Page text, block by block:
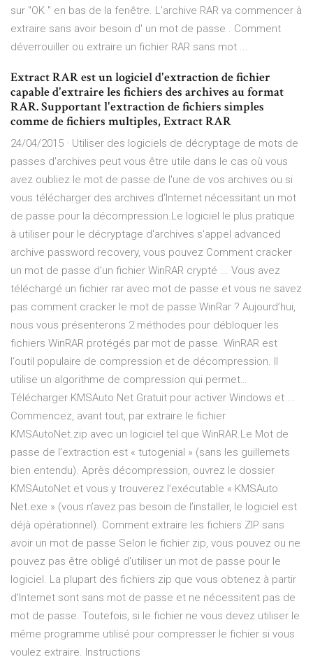
sur "OK " en bas de la fenêtre. L'archive RAR va commencer à
extraire sans avoir besoin d' un mot de passe . Comment
déverrouiller ou extraire un fichier RAR sans mot ...
Extract RAR est un logiciel d'extraction de fichier
capable d'extraire les fichiers des archives au format
RAR. Supportant l'extraction de fichiers simples
comme de fichiers multiples, Extract RAR
24/04/2015 · Utiliser des logiciels de décryptage de mots de
passes d'archives peut vous être utile dans le cas où vous
avez oubliez le mot de passe de l'une de vos archives ou si
vous télécharger des archives d'Internet nécessitant un mot
de passe pour la décompression.Le logiciel le plus pratique
à utiliser pour le décryptage d'archives s'appel advanced
archive password recovery, vous pouvez Comment cracker
un mot de passe d’un fichier WinRAR crypté ... Vous avez
téléchargé un fichier rar avec mot de passe et vous ne savez
pas comment cracker le mot de passe WinRar ? Aujourd’hui,
nous vous présenterons 2 méthodes pour débloquer les
fichiers WinRAR protégés par mot de passe. WinRAR est
l‘outil populaire de compression et de décompression. Il
utilise un algorithme de compression qui permet…
Télécharger KMSAuto Net Gratuit pour activer Windows et ...
Commencez, avant tout, par extraire le fichier
KMSAutoNet.zip avec un logiciel tel que WinRAR.Le Mot de
passe de l’extraction est « tutogenial » (sans les guillemets
bien entendu). Après décompression, ouvrez le dossier
KMSAutoNet et vous y trouverez l’exécutable « KMSAuto
Net.exe » (vous n’avez pas besoin de l’installer, le logiciel est
déjà opérationnel). Comment extraire les fichiers ZIP sans
avoir un mot de passe Selon le fichier zip, vous pouvez ou ne
pouvez pas être obligé d'utiliser un mot de passe pour le
logiciel. La plupart des fichiers zip que vous obtenez à partir
d'Internet sont sans mot de passe et ne nécessitent pas de
mot de passe. Toutefois, si le fichier ne vous devez utiliser le
même programme utilisé pour compresser le fichier si vous
voulez extraire. Instructions